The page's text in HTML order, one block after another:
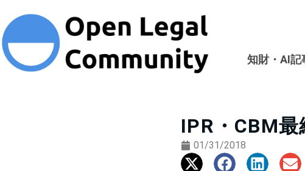
知財・AI記
IPR・CBM
01/31/2018